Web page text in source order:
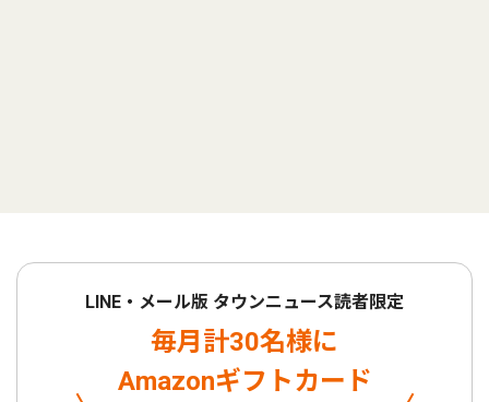
LINE・メール版 タウンニュース読者限定
毎月計30名様に
Amazonギフトカード